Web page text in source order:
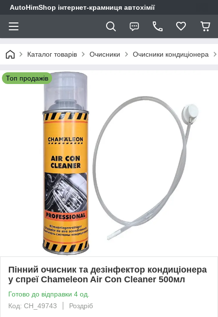
AutoHimShop інтернет-крамниця автохімії
Каталог товарів Очисники Очисники кондиціонера
Топ продажів
Пінний очисник та дезінфектор кондиціонера
у спреї Chameleon Air Con Cleaner 500мл
Готово до відправки 4 од.
Код: CH_49743
Роздріб